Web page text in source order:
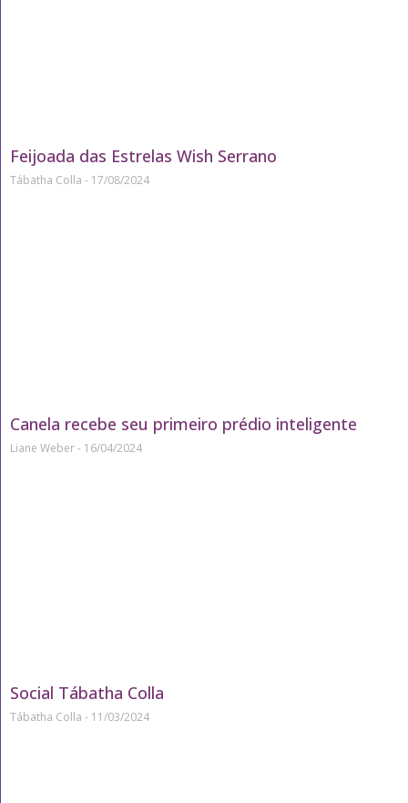
Feijoada das Estrelas Wish Serrano
Tábatha Colla 17/08/2024
Canela recebe seu primeiro prédio inteligente
Liane Weber 16/04/2024
Social Tábatha Colla
Tábatha Colla 11/03/2024